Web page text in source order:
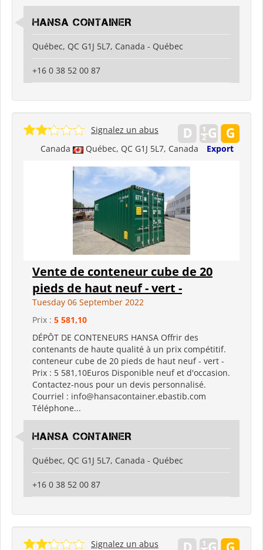
HANSA CONTAINER
Québec, QC G1J 5L7, Canada - Québec
+16 0 38 52 00 87
Canada Québec, QC G1J 5L7, Canada Export
Signalez un abus
Vente de conteneur cube de 20
pieds de haut neuf - vert -
Tuesday 06 September 2022
Prix : 5 581,10
DÉPÔT DE CONTENEURS HANSA Offrir des
contenants de haute qualité à un prix compétitif.
conteneur cube de 20 pieds de haut neuf - vert -
Prix ​​: 5 581,10Euros Disponible neuf et d'occasion.
Contactez-nous pour un devis personnalisé.
Courriel : info@hansacontainer.ebastib.com
Téléphone...
HANSA CONTAINER
Québec, QC G1J 5L7, Canada - Québec
+16 0 38 52 00 87
Signalez un abus